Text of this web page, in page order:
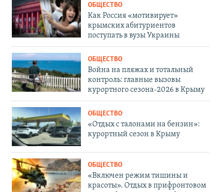
ОБЩЕСТВО
Как Россия «мотивирует»
крымских абитуриентов
поступать в вузы Украины
ОБЩЕСТВО
Война на пляжах и тотальный
контроль: главные вызовы
курортного сезона-2026 в Крыму
ОБЩЕСТВО
«Отдых с талонами на бензин»:
курортный сезон в Крыму
ОБЩЕСТВО
«Включен режим тишины и
красоты». Отдых в прифронтовом